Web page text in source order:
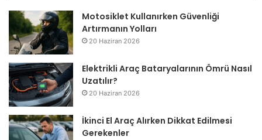
Motosiklet Kullanırken Güvenliği
Artırmanın Yolları
20 Haziran 2026
Elektrikli Araç Bataryalarının Ömrü Nasıl
Uzatılır?
20 Haziran 2026
İkinci El Araç Alırken Dikkat Edilmesi
Gerekenler